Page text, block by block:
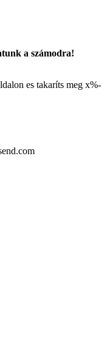
a számodra!
es takaríts meg x%-